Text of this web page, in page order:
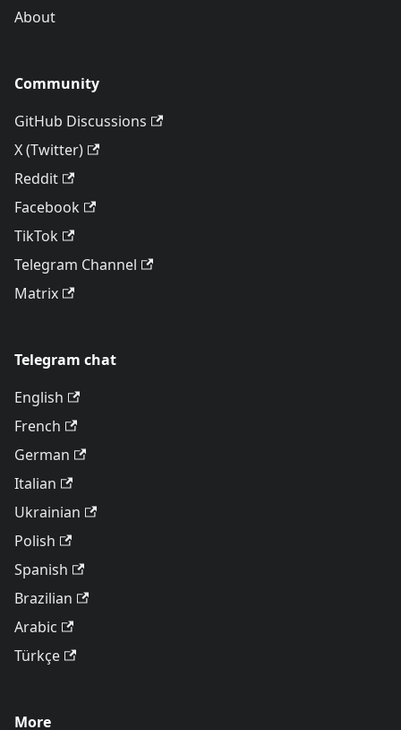
About
Community
GitHub Discussions
X (Twitter)
Reddit
Facebook
TikTok
Telegram Channel
Matrix
Telegram chat
English
French
German
Italian
Ukrainian
Polish
Spanish
Brazilian
Arabic
Türkçe
More